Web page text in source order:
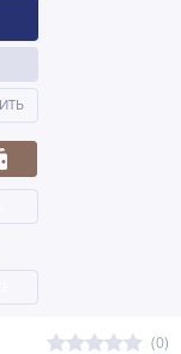
(0)